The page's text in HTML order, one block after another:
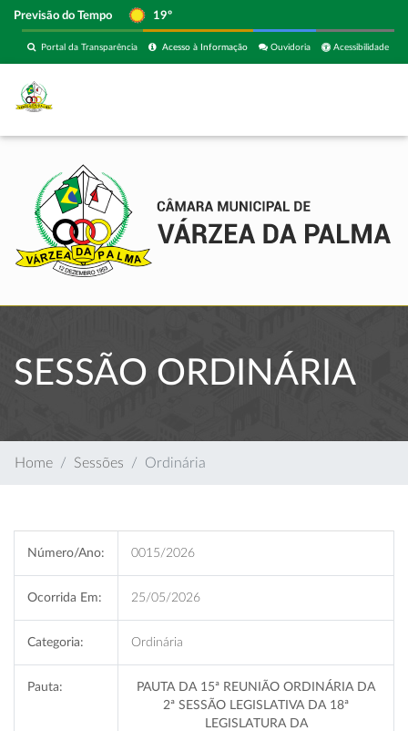
Previsão do Tempo 19º
Acessibilidade
Ouvidoria
Acesso à Informação
Portal da Transparência
SESSÃO ORDINÁRIA
Home Sessões Ordinária
Número/Ano: 0015/2026
Ocorrida Em: 25/05/2026
Categoria: Ordinária
Pauta:
PAUTA DA 15ª REUNIÃO ORDINÁRIA DA
2ª SESSÃO LEGISLATIVA DA 18ª
LEGISLATURA DA